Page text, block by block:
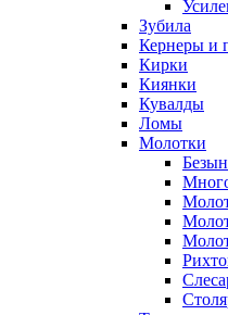
Зубила
Кернеры и
Кирки
Киянки
Кувалды
Ломы
Молотки